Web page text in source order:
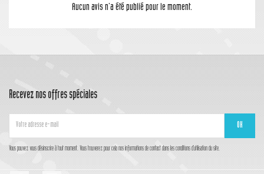
Aucun avis n'a été publié pour le moment.
Recevez nos offres spéciales
Vous pouvez vous désinscrire à tout moment. Vous trouverez pour cela nos informations de contact dans les conditions d'utilisation du site.